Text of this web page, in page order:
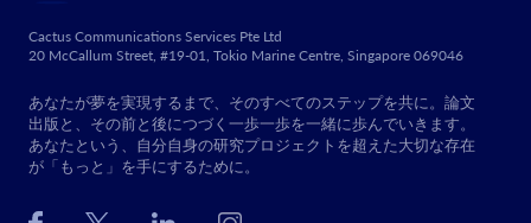
Cactus Communications Services Pte Ltd
20 McCallum Street, #19-01, Tokio Marine Centre, Singapore 069046
あなたが夢を実現するまで、そのすべてのステップを共に。論文
出版と、その前と後につづく一歩一歩を一緒に歩んでいきます。
あなたという、自分自身の研究プロジェクトを超えた大切な存在
が「もっと」を手にするために。